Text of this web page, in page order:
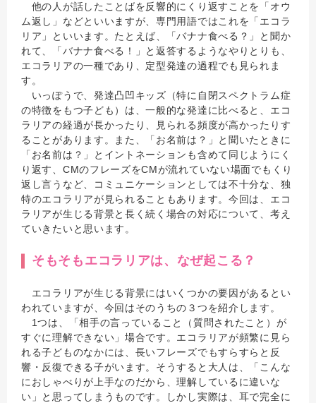
他の人が話したことばを反響的にくり返すことを「オウ
ム返し」などといいますが、専門用語ではこれを「エコラ
リア」といいます。たとえば、「バナナ食べる？」と聞か
れて、「バナナ食べる！」と返答するようなやりとりも、
エコラリアの一種であり、定型発達の過程でも見られま
す。
いっぽうで、発達凸凹キッズ（特に自閉スペクトラム症
の特徴をもつ子ども）は、一般的な発達に比べると、エコ
ラリアの経過が長かったり、見られる頻度が高かったりす
ることがあります。また、「お名前は？」と聞いたときに
「お名前は？」とイントネーションも含めて同じようにく
り返す、CMのフレーズをCMが流れていない場面でもくり
返し言うなど、コミュニケーションとしては不十分な、独
特のエコラリアが見られることもあります。今回は、エコ
ラリアが生じる背景と長く続く場合の対応について、考え
ていきたいと思います。
そもそもエコラリアは、なぜ起こる？
エコラリアが生じる背景にはいくつかの要因があるとい
われていますが、今回はそのうちの３つを紹介します。
1つは、「相手の言っていること（質問されたこと）が
すぐに理解できない」場合です。エコラリアが頻繁に見ら
れる子どものなかには、長いフレーズでもすらすらと反
響・反復できる子がいます。そうすると大人は、「こんな
におしゃべりが上手なのだから、理解しているに違いな
い」と思ってしまうものです。しかし実際は、耳で完全に